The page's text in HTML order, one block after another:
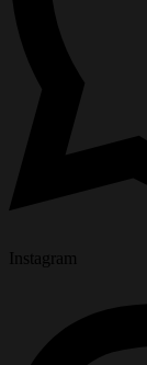
Instagram